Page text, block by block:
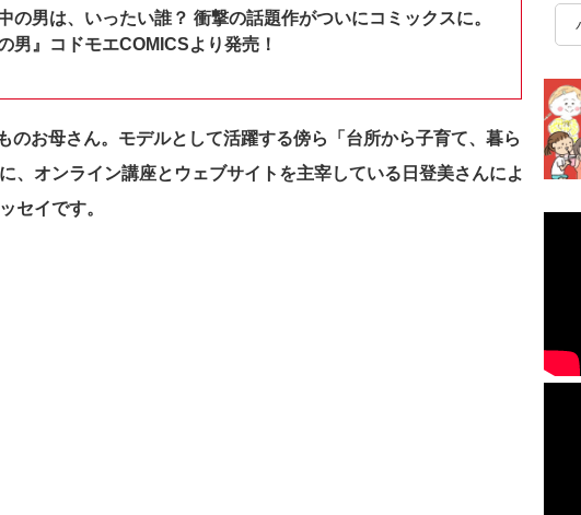
の男は、いったい誰？ 衝撃の話題作がついにコミックスに。
の男』コドモエCOMICSより発売！
のお母さん。モデルとして活躍する傍ら「台所から子育て、暮ら
、オンライン講座とウェブサイトを主宰している日登美さんによ
セイです。